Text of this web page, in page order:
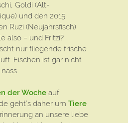
Goldi (Alt-
und den 2015
Ruzi (Neujahrsfisch).
also – und Fritzi?
nur fliegende frische
Fischen ist gar nicht
der Woche auf
geht’s daher um Tiere
an unsere liebe